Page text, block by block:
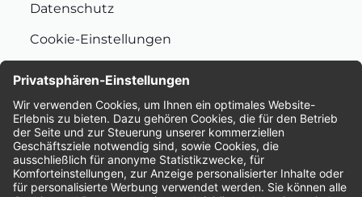
Datenschutz
Cookie-Einstellungen
Bewertungen